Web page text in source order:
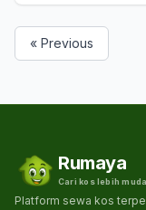
langkah
« Previous
Rumaya
Cari kos lebih
Platform sewa kos